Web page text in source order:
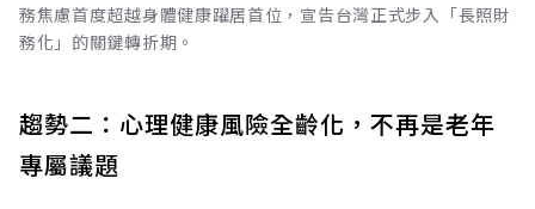
務焦慮首度超越身體健康躍居首位，宣告台灣正式步入「長照財
務化」的關鍵轉折期。
趨勢二：心理健康風險全齡化，不再是老年
專屬議題